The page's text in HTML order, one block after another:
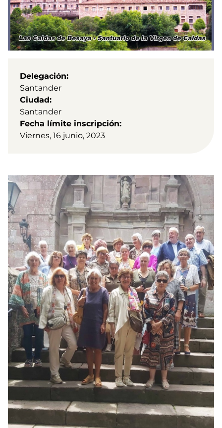
Delegación
Santander
Ciudad
Santander
Fecha límite inscripción
Viernes, 16 junio, 2023